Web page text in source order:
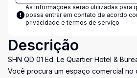
As informações serão utilizadas para
possa entrar em contato de acordo
privacidade e termos de serviço
Descrição
SHN QD 01 Ed. Le Quartier Hotel &
Você procura um espaço comercial no